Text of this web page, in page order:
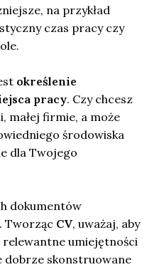
na przykład
czas pracy czy
określenie
pracy. Czy chcesz
małej firmie, a może
środowiska
dla Twojego
dokumentów
Tworząc CV, uważaj, aby
umiejętności
dobrze skonstruowane